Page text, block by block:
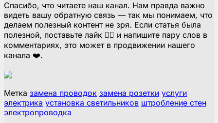
Спасибо, что читаете наш канал. Нам правда важно
видеть вашу обратную связь — так мы понимаем, что
делаем полезный контент не зря. Если статья была
полезной, поставьте лайк 👍🏻 и напишите пару слов в
комментариях, это может в продвижении нашего
канала ❤️.
Метка замена проводок замена розетки услуги
электрика установка светильников штробление стен
электропроводка